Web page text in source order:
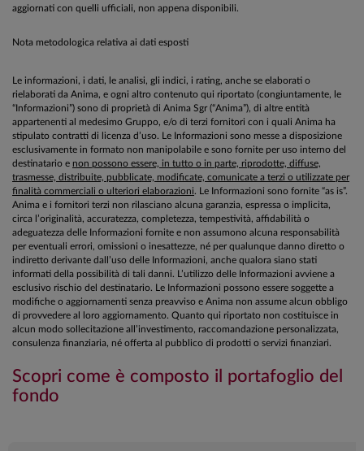
aggiornati con quelli ufficiali, non appena disponibili.
Nota metodologica relativa ai dati esposti
Le informazioni, i dati, le analisi, gli indici, i rating, anche se elaborati o
rielaborati da Anima, e ogni altro contenuto qui riportato (congiuntamente, le
“Informazioni”) sono di proprietà di Anima Sgr (“Anima”), di altre entità
appartenenti al medesimo Gruppo, e/o di terzi fornitori con i quali Anima ha
stipulato contratti di licenza d’uso. Le Informazioni sono messe a disposizione
esclusivamente in formato non manipolabile e sono fornite per uso interno del
destinatario e non possono essere, in tutto o in parte, riprodotte, diffuse,
trasmesse, distribuite, pubblicate, modificate, comunicate a terzi o utilizzate per
finalità commerciali o ulteriori elaborazioni. Le Informazioni sono fornite “as is”.
Anima e i fornitori terzi non rilasciano alcuna garanzia, espressa o implicita,
circa l’originalità, accuratezza, completezza, tempestività, affidabilità o
adeguatezza delle Informazioni fornite e non assumono alcuna responsabilità
per eventuali errori, omissioni o inesattezze, né per qualunque danno diretto o
indiretto derivante dall’uso delle Informazioni, anche qualora siano stati
informati della possibilità di tali danni. L’utilizzo delle Informazioni avviene a
esclusivo rischio del destinatario. Le Informazioni possono essere soggette a
modifiche o aggiornamenti senza preavviso e Anima non assume alcun obbligo
di provvedere al loro aggiornamento. Quanto qui riportato non costituisce in
alcun modo sollecitazione all’investimento, raccomandazione personalizzata,
consulenza finanziaria, né offerta al pubblico di prodotti o servizi finanziari.
Scopri come è composto il portafoglio del
fondo